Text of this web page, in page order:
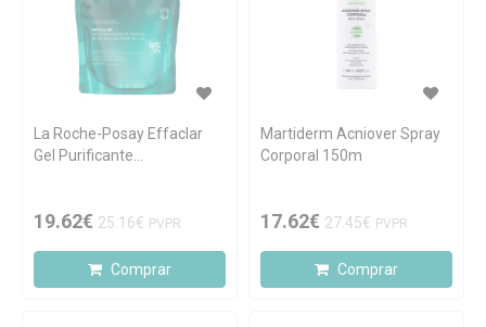
La Roche-Posay Effaclar
Gel Purificante
19.62€ 25.16€ PVPR
Comprar
Martiderm Acniover Spray
Corporal 150m
17.62€ 27.45€ PVPR
Comprar